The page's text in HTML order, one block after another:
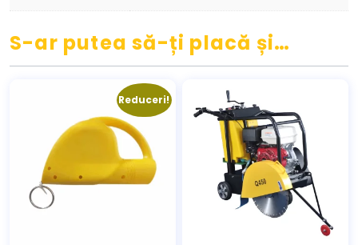
S-ar putea să-ți placă și…
Reduceri!